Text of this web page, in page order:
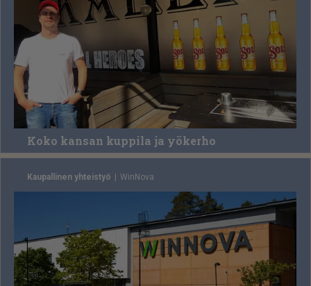
Koko kansan kuppila ja yökerho
Kaupallinen yhteistyö Win­No­va